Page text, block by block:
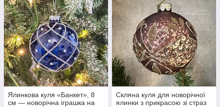
Ялинкова куля «Банкет», 8
см — новорічна іграшка на
Скляна куля для новорічної
ялинки з прикрасою зі страз